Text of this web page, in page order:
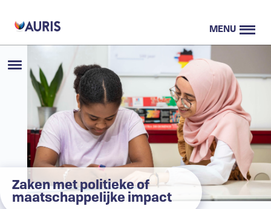
MENU
Zaken met politieke of
maatschappelijke impact